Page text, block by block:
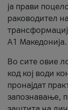
ја прави
раководител
А1 Македонија.
Во сите овие
код кој води
пронајдат
запознавање,